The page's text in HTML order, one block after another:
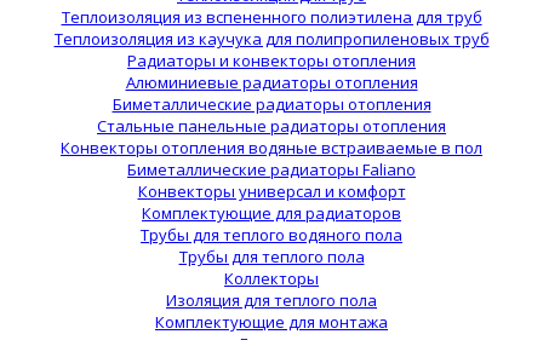
Теплоизоляция из вспененного полиэтилена для труб
Теплоизоляция из каучука для полипропиленовых труб
Радиаторы и конвекторы отопления
Алюминиевые радиаторы отопления
Биметаллические радиаторы отопления
Стальные панельные радиаторы отопления
Конвекторы отопления водяные встраиваемые в пол
Биметаллические радиаторы Faliano
Конвекторы универсал и комфорт
Комплектующие для радиаторов
Трубы для теплого водяного пола
Трубы для теплого пола
Коллекторы
Изоляция для теплого пола
Комплектующие для монтажа